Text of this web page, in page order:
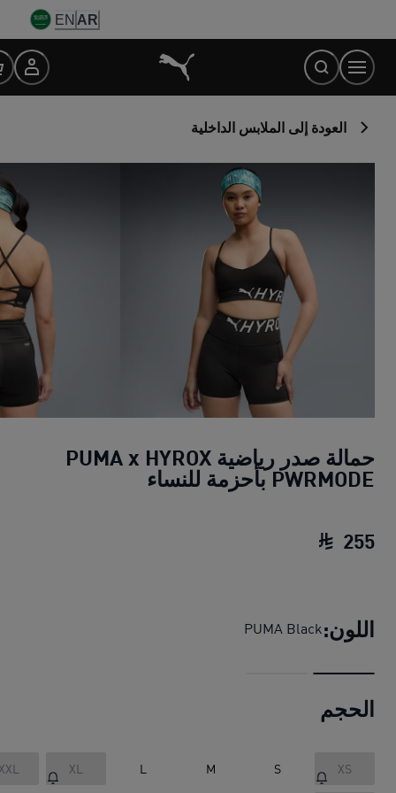
Content
AR
EN
العودة إلى الملابس الداخلية
حمالة صدر رياضية PUMA x HYROX
PWRMODE بأحزمة للنساء
255
اللون:PUMA Black
الحجم
XS
S
M
L
XL